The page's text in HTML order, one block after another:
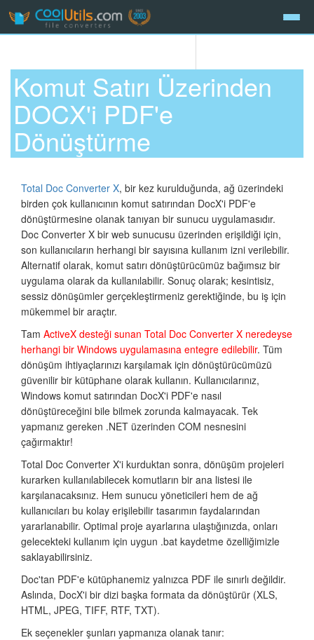
Komut Satırı Üzerinden
DOCX'i PDF'e
Dönüştürme
Total Doc Converter X, bir kez kurulduğunda, ağ üzerindeki
birden çok kullanıcının komut satırından DocX'i PDF'e
dönüştürmesine olanak tanıyan bir sunucu uygulamasıdır.
Doc Converter X bir web sunucusu üzerinden erişildiği için,
son kullanıcıların herhangi bir sayısına kullanım izni verilebilir.
Alternatif olarak, komut satırı dönüştürücümüz bağımsız bir
uygulama olarak da kullanılabilir. Sonuç olarak; kesintisiz,
sessiz dönüşümler gerçekleştirmeniz gerektiğinde, bu iş için
mükemmel bir araçtır.
Tam ActiveX desteği sunan Total Doc Converter X neredeyse
herhangi bir Windows uygulamasına entegre edilebilir. Tüm
dönüşüm ihtiyaçlarınızı karşılamak için dönüştürücümüzü
güvenilir bir kütüphane olarak kullanın. Kullanıcılarınız,
Windows komut satırından DocX'i PDF'e nasıl
dönüştüreceğini bile bilmek zorunda kalmayacak. Tek
yapmanız gereken .NET üzerinden COM nesnesini
çağırmaktır!
Total Doc Converter X'i kurduktan sonra, dönüşüm projeleri
kurarken kullanılabilecek komutların bir ana listesi ile
karşılanacaksınız. Hem sunucu yöneticileri hem de ağ
kullanıcıları bu kolay erişilebilir tasarımın faydalarından
yararlanabilir. Optimal proje ayarlarına ulaştığınızda, onları
gelecekteki kullanım için uygun .bat kaydetme özelliğimizle
saklayabilirsiniz.
Doc'tan PDF'e kütüphanemiz yalnızca PDF ile sınırlı değildir.
Aslında, DocX'i bir dizi başka formata da dönüştürür (XLS,
HTML, JPEG, TIFF, RTF, TXT).
Ek seçenekler şunları yapmanıza olanak tanır: